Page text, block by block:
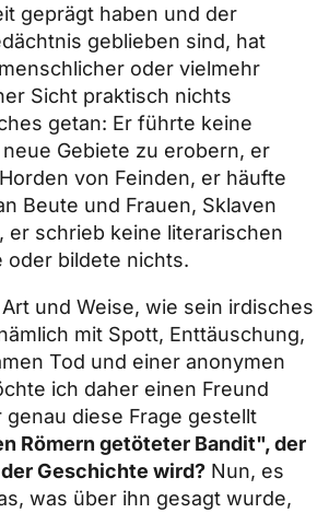
geprägt haben und der
geblieben sind, hat
oder vielmehr
Sicht praktisch nichts
getan: Er führte keine
Gebiete zu erobern, er
von Feinden, er häufte
Beute und Frauen, Sklaven
er schrieb keine literarischen
oder bildete nichts.
und Weise, wie sein irdisches
mit Spott, Enttäuschung,
Tod und einer anonymen
ich daher einen Freund
genau diese Frage gestellt
Römern getöteter Bandit", der
Geschichte wird? Nun, es
was über ihn gesagt wurde,